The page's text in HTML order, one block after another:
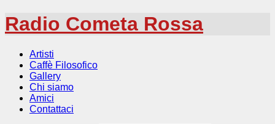
Radio Cometa Rossa
Artisti
Caffè Filosofico
Gallery
Chi siamo
Amici
Contattaci